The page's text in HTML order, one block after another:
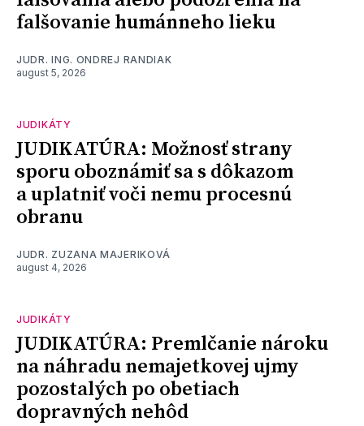
falšovanie humánneho lieku
JUDR. ING. ONDREJ RANDIAK
august 5, 2026
JUDIKÁTY
JUDIKATÚRA: Možnosť strany
sporu oboznámiť sa s dôkazom
a uplatniť voči nemu procesnú
obranu
JUDR. ZUZANA MAJERIKOVÁ
august 4, 2026
JUDIKÁTY
JUDIKATÚRA: Premlčanie nároku
na náhradu nemajetkovej ujmy
pozostalých po obetiach
dopravných nehôd